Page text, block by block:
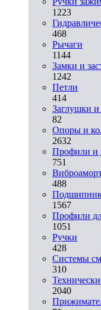
1223
468
Рычаги
1144
Замки и
1242
Петли
414
Заглушки и
82
Опоры и
2632
Профили и
751
488
1567
Профили
1051
Ручки
428
Системы
310
2040